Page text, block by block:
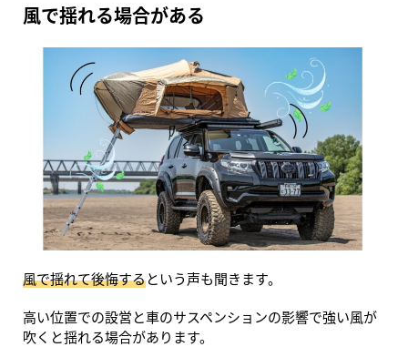
風で揺れる場合がある
風で揺れて後悔するという声も聞きます。
高い位置での設営と車のサスペンションの影響で強い風が
吹くと揺れる場合があります。